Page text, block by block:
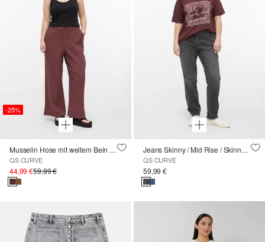
-25%
Musselin Hose mit weitem Bein und Elastikbund
QS CURVE
44,99 €59,99 €
Jeans Skinny / Mid Rise / Skinny Leg
QS CURVE
59,99 €